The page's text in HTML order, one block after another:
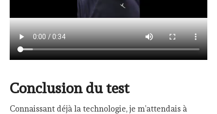
Conclusion du test
Connaissant déjà la technologie, je m’attendais à